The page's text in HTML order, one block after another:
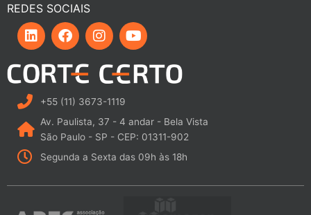
REDES SOCIAIS
L
i
n
k
e
d
i
F
a
c
e
b
o
k
I
n
s
t
a
r
a
m
Y
o
u
t
u
+55 (11) 3673-1119
Av. Paulista, 37 - 4 andar - Bela Vista
São Paulo - SP - CEP: 01311-902
Segunda a Sexta das 09h às 18h